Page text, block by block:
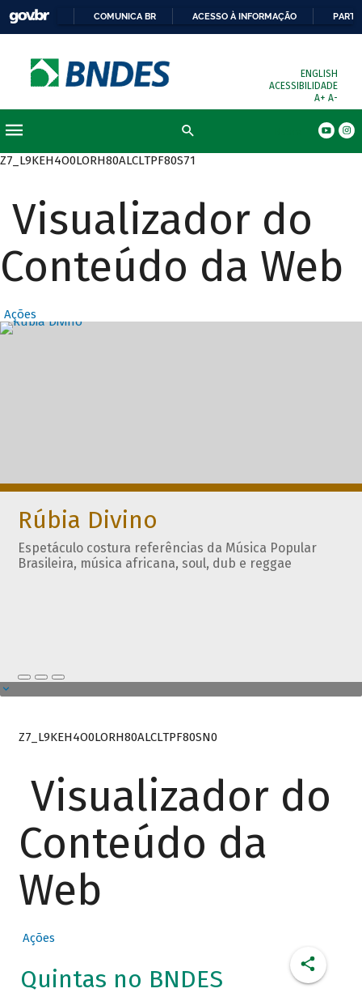
COMUNICA BR ACESSO À INFORMAÇÃO
ENGLISH
ACESSIBILIDADE
A+ A-
Z7_L9KEH4O0LORH80ALCLTPF80S71
Visualizador do
Conteúdo da Web
Ações
Destaques
Rúbia Divino
Espetáculo costura referências da Música Popular
Brasileira, música africana, soul, dub e reggae
Z7_L9KEH4O0LORH80ALCLTPF80SN0
Visualizador do
Conteúdo da
Web
Ações
Quintas no BNDES